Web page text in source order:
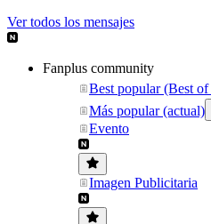
Ver todos los mensajes
Fanplus community
Best popular (Best of
Más popular (actual)
Evento
Imagen Publicitaria